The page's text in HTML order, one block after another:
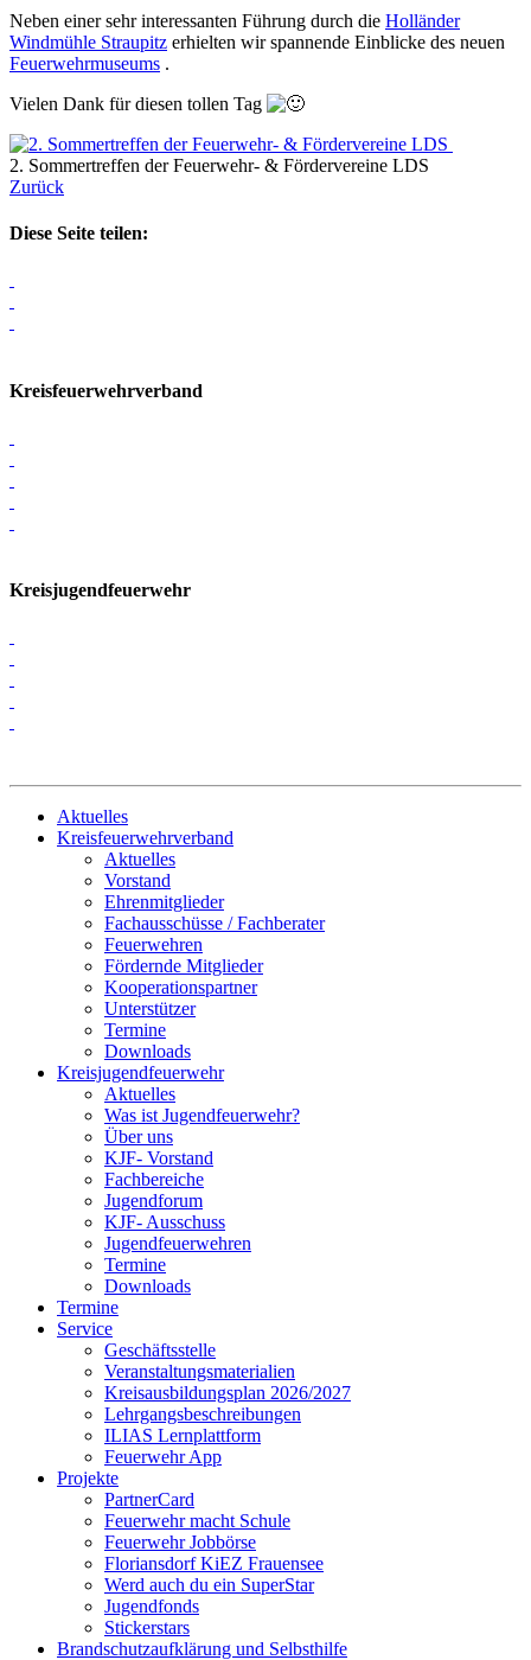
Neben einer sehr interessanten Führung durch die Holländer
Windmühle Straupitz erhielten wir spannende Einblicke des neuen
Feuerwehrmuseums .
Vielen Dank für diesen tollen Tag
2. Sommertreffen der Feuerwehr- & Fördervereine LDS
Zurück
Diese Seite teilen:
Kreisfeuerwehrverband
Kreisjugendfeuerwehr
Aktuelles
Kreisfeuerwehrverband
Aktuelles
Vorstand
Ehrenmitglieder
Fachausschüsse / Fachberater
Feuerwehren
Fördernde Mitglieder
Kooperationspartner
Unterstützer
Termine
Downloads
Kreisjugendfeuerwehr
Aktuelles
Was ist Jugendfeuerwehr?
Über uns
KJF- Vorstand
Fachbereiche
Jugendforum
KJF- Ausschuss
Jugendfeuerwehren
Termine
Downloads
Termine
Service
Geschäftsstelle
Veranstaltungsmaterialien
Kreisausbildungsplan 2026/2027
Lehrgangsbeschreibungen
ILIAS Lernplattform
Feuerwehr App
Projekte
PartnerCard
Feuerwehr macht Schule
Feuerwehr Jobbörse
Floriansdorf KiEZ Frauensee
Werd auch du ein SuperStar
Jugendfonds
Stickerstars
Brandschutzaufklärung und Selbsthilfe